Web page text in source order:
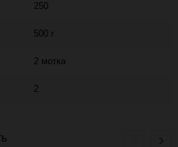
250
500 г
2 мотка
2